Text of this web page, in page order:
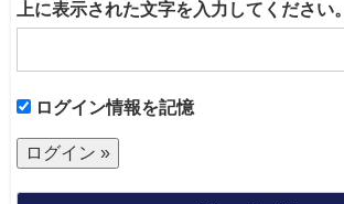
上に表示された文字を入力してください。
ログイン情報を記憶